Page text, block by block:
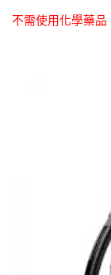
不需使用化學藥品